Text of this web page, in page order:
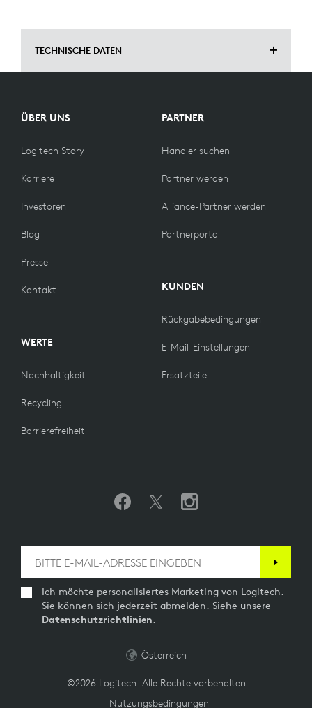
TECHNISCHE DATEN
Breite: 13,6 mm
Funktioniert mit allen gängigen Telefonie-
Computer mit verfügbarem USB-A- oder USB-C-Port
Smartphone.
USB-C-Adapter separat erhältlich.
TECHNISCHE DATEN
Kabellose Reichweite: Bis zu 30 m (bei freier
PAKETINHALT
1 Logitech Zone Wireless Bluetooth-Empfänger
Bedienungsanleitung
GARANTIEINFORMATIONEN
ÜBER UNS
Logitech Story
Karriere
Investoren
Blog
Presse
Kontakt
WERTE
Nachhaltigkeit
Recycling
Barrierefreiheit
PARTNER
Händler suchen
Partner werden
Alliance-Partner werden
Partnerportal
KUNDEN
Rückgabebedingungen
E-Mail-Einstellungen
Ersatzteile
Ich möchte personalisiertes Marketing von Logitech.
Sie können sich jederzeit abmelden. Siehe unsere
Datenschutzrichtlinien.
©2026 Logitech. Alle Rechte vorbehalten
Nutzungsbedingungen
Österreich